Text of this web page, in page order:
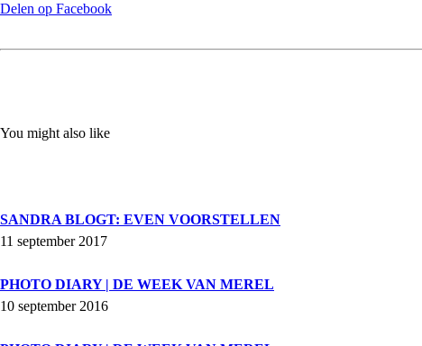
Delen op Facebook
You might also like
SANDRA BLOGT: EVEN VOORSTELLEN
11 september 2017
PHOTO DIARY | DE WEEK VAN MEREL
10 september 2016